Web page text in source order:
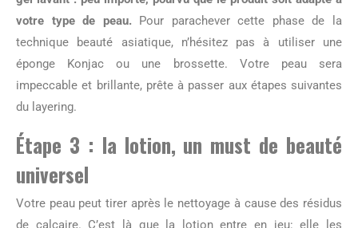
votre type de peau.Pour parachever cette phase de la
technique beauté asiatique, n’hésitez pas à utiliser une
éponge Konjac ou une brossette. Votre peau sera
impeccable et brillante, prête à passer aux étapes suivantes
du layering.
Étape 3 : la lotion, un must de beauté
universel
Votre peau peut tirer après le nettoyage à cause des résidus
de calcaire. C’est là que la lotion entre en jeu: elle les